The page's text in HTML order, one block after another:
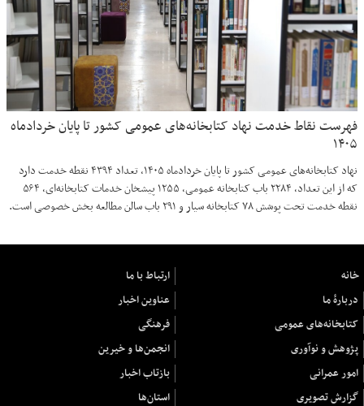
فهرست نقاط خدمت نهاد کتابخانه‌های عمومی کشور تا پایان خردادماه
۱۴۰۵
نهاد کتابخانه‌های عمومی کشور تا پایان خردادماه ۱۴۰۵، تعداد ۴۳۹۴ نقطه خدمت دارد
که از این تعداد، ۲۲۸۴ باب کتابخانه عمومی، ۱۲۵۵ پیشخان خدمات کتابخانه‌ای، ۵۶۴
نقطه خدمت تحت پوشش ۷۸ کتابخانه سیار و ۲۹۱ باب سالن مطالعه بخش خصوصی است.
خانه
ارتباط با ما
دربارهٔ ما
عناوین اخبار
کتابخانه‌های عمومی
فرهنگی
پژوهش و نوآوری
انجمن‌ها و خیرین
امور عمرانی
بازتاب اخبار
گزارش تصویری
استان‌ها